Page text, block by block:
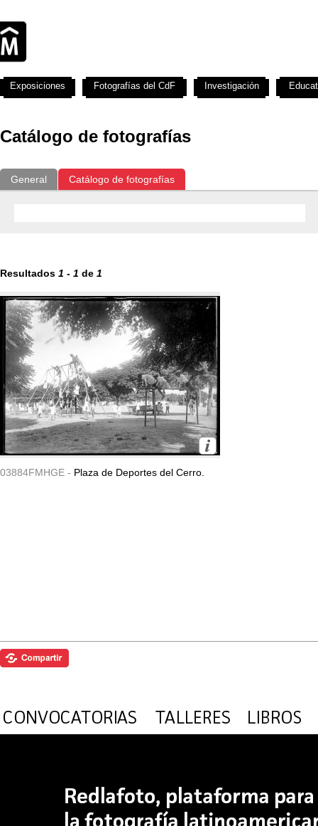
Catálogo de fotografías
General Catálogo de fotografías
Resultados 1 - 1 de 1
03884FMHGE - Plaza de Deportes del Cerro.
Exposiciones Fotografías del CdF Investigación